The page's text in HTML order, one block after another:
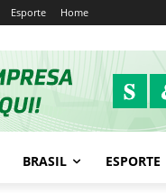
Esporte Home
BRASIL ESPORTE